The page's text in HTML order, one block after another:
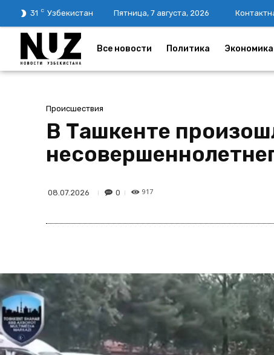
31 C Узбекистан Пятница, 7 августа, 2026
Все новости Политика Экономика
Происшествия
В Ташкенте
08.07.2026 0 917